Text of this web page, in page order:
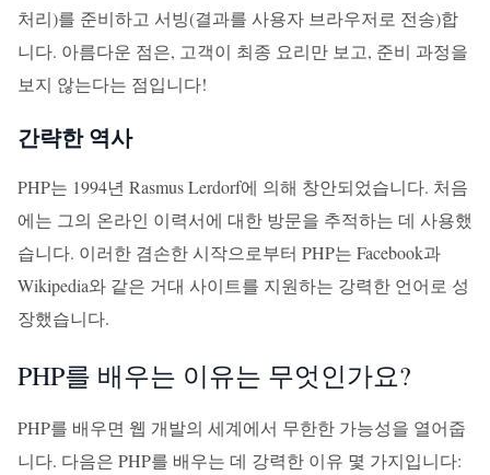
처리)를 준비하고 서빙(결과를 사용자 브라우저로 전송)합
니다. 아름다운 점은, 고객이 최종 요리만 보고, 준비 과정을
보지 않는다는 점입니다!
간략한 역사
PHP는 1994년 Rasmus Lerdorf에 의해 창안되었습니다. 처음
에는 그의 온라인 이력서에 대한 방문을 추적하는 데 사용했
습니다. 이러한 겸손한 시작으로부터 PHP는 Facebook과
Wikipedia와 같은 거대 사이트를 지원하는 강력한 언어로 성
장했습니다.
PHP를 배우는 이유는 무엇인가요?
PHP를 배우면 웹 개발의 세계에서 무한한 가능성을 열어줍
니다. 다음은 PHP를 배우는 데 강력한 이유 몇 가지입니다: